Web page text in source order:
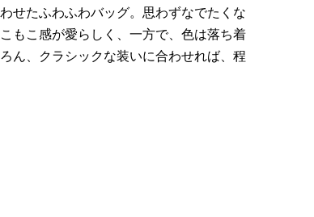
せたふわふわバッグ。思わずなでたくな
もこ感が愛らしく、一方で、色は落ち着
ん、クラシックな装いに合わせれば、程